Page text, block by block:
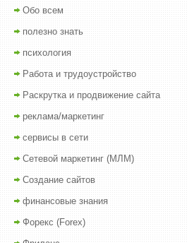
Обо всем
полезно знать
психология
Работа и трудоустройство
Раскрутка и продвижение сайта
реклама/маркетинг
сервисы в сети
Сетевой маркетинг (МЛМ)
Создание сайтов
финансовые знания
Форекс (Forex)